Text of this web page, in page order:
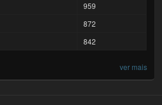
959
872
842
ver mais